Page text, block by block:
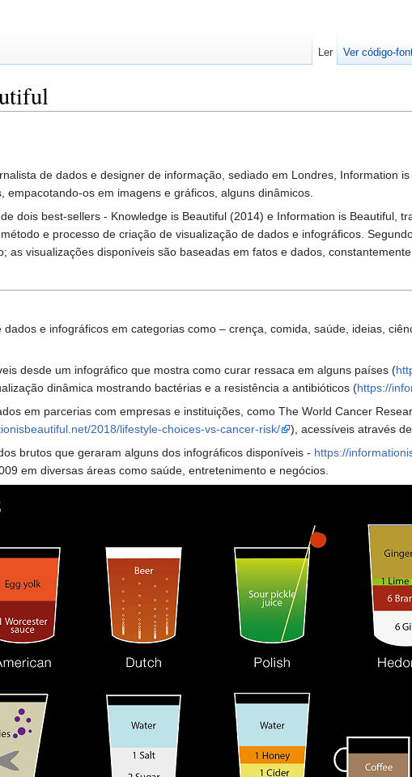
de dados e designer de informação, sediado em Londres, Information
empacotando-os em imagens e gráficos, alguns dinâmicos.
dois best-sellers - Knowledge is Beautiful (2014) e Information is Beautiful,
e processo de criação de visualização de dados e infográficos.
as visualizações disponíveis são baseadas em fatos e dados,
e infográficos em categorias como – crença, comida, saúde, ideias,
desde um infográfico que mostra como curar ressaca em alguns países (
dinâmica mostrando bactérias e a resistência a antibióticos (https://
em parcerias com empresas e instituições, como The World Cancer
2018/lifestyle-choices-vs-cancer-risk/
), acessíveis através
brutos que geraram alguns dos infográficos disponíveis - https://
em diversas áreas como saúde, entretenimento e negócios.
Ler Ver código-